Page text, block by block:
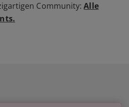
Community:Alle